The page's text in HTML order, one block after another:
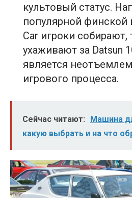
культовый статус.
популярной финской
Car игроки
ухаживают за Datsun
является
игрового процесса.
Сейчас читают:
Машина
какую выбрать и на что